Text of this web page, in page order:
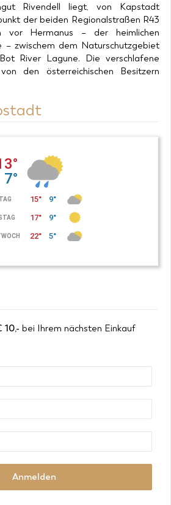
Rivendell liegt, von Kapstadt
der beiden Regionalstraßen R43
vor Hermanus – der heimlichen
zwischem dem Naturschutzgebiet
River Lagune. Die verschlafene
den österreichischen Besitzern
10,- bei Ihrem nächsten Einkauf
Anmelden